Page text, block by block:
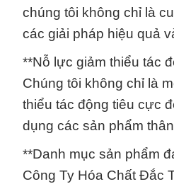
chúng tôi không chỉ là
các giải pháp hiệu quả
**Nỗ lực giảm thiểu tác
Chúng tôi không chỉ là
thiểu tác động tiêu cực
dụng các sản phẩm
**Danh mục sản phẩm
Công Ty Hóa Chất Đắc